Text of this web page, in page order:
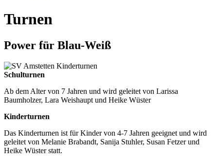
Turnen
Power für Blau-Weiß
Schulturnen
Ab dem Alter von 7 Jahren und wird geleitet von Larissa
Baumholzer, Lara Weishaupt und Heike Wüster
Kinderturnen
Das Kinderturnen ist für Kinder von 4-7 Jahren geeignet und wird
geleitet von Melanie Brabandt, Sanija Stuhler, Susan Fetzer und
Heike Wüster statt.